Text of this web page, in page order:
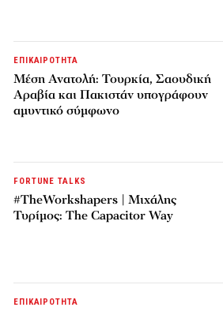
ΕΠΙΚΑΙΡΟΤΗΤΑ
Μέση Ανατολή: Τουρκία, Σαουδική
Αραβία και Πακιστάν υπογράφουν
αμυντικό σύμφωνο
FORTUNE TALKS
#TheWorkshapers | Μιχάλης
Τυρίμος: The Capacitor Way
ΕΠΙΚΑΙΡΟΤΗΤΑ